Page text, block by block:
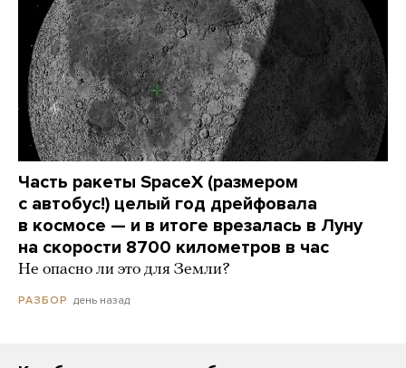
Часть ракеты SpaceX (размером
с автобус!) целый год дрейфовала
в космосе — и в итоге врезалась в Луну
на скорости 8700 километров в час
Не опасно ли это для Земли?
РАЗБОР день назад